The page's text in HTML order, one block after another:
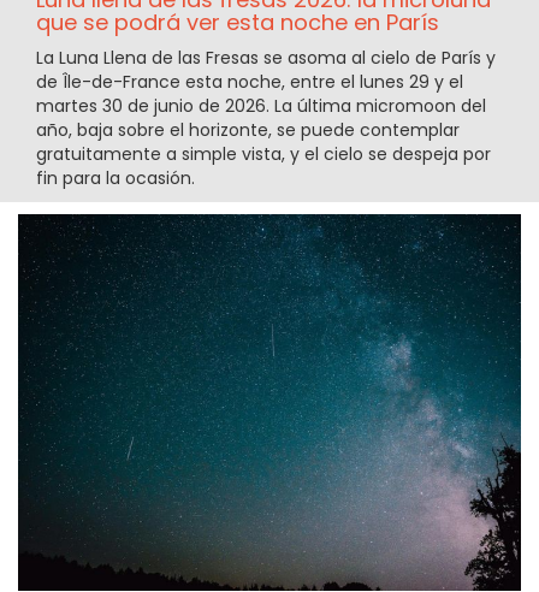
que se podrá ver esta noche en París
La Luna Llena de las Fresas se asoma al cielo de París y
de Île-de-France esta noche, entre el lunes 29 y el
martes 30 de junio de 2026. La última micromoon del
año, baja sobre el horizonte, se puede contemplar
gratuitamente a simple vista, y el cielo se despeja por
fin para la ocasión.